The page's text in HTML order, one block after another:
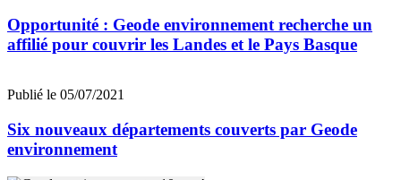
Opportunité : Geode environnement recherche un
affilié pour couvrir les Landes et le Pays Basque
Publié le 05/07/2021
Six nouveaux départements couverts par Geode
environnement